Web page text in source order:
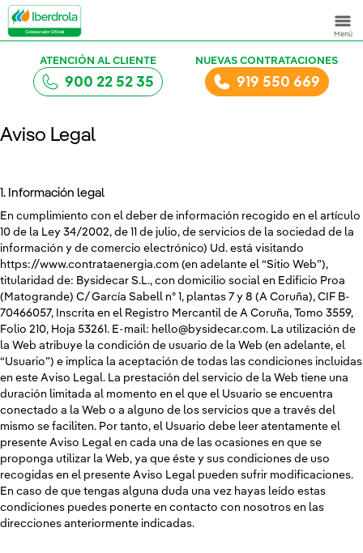
Menú
ATENCIÓN AL CLIENTE
900 22 52 35
NUEVAS CONTRATACIONES
919 550 669
Aviso Legal
1. Información legal
En cumplimiento con el deber de información recogido en el artículo
10 de la Ley 34/2002, de 11 de julio, de servicios de la sociedad de la
información y de comercio electrónico) Ud. está visitando
https://www.contrataenergia.com (en adelante el “Sitio Web”),
titularidad de: Bysidecar S.L., con domicilio social en Edificio Proa
(Matogrande) C/ García Sabell nº 1, plantas 7 y 8 (A Coruña), CIF B-
70466057, Inscrita en el Registro Mercantil de A Coruña, Tomo 3559,
Folio 210, Hoja 53261. E-mail: hello@bysidecar.com. La utilización de
la Web atribuye la condición de usuario de la Web (en adelante, el
“Usuario”) e implica la aceptación de todas las condiciones incluidas
en este Aviso Legal. La prestación del servicio de la Web tiene una
duración limitada al momento en el que el Usuario se encuentra
conectado a la Web o a alguno de los servicios que a través del
mismo se faciliten. Por tanto, el Usuario debe leer atentamente el
presente Aviso Legal en cada una de las ocasiones en que se
proponga utilizar la Web, ya que éste y sus condiciones de uso
recogidas en el presente Aviso Legal pueden sufrir modificaciones.
En caso de que tengas alguna duda una vez hayas leído estas
condiciones puedes ponerte en contacto con nosotros en las
direcciones anteriormente indicadas.